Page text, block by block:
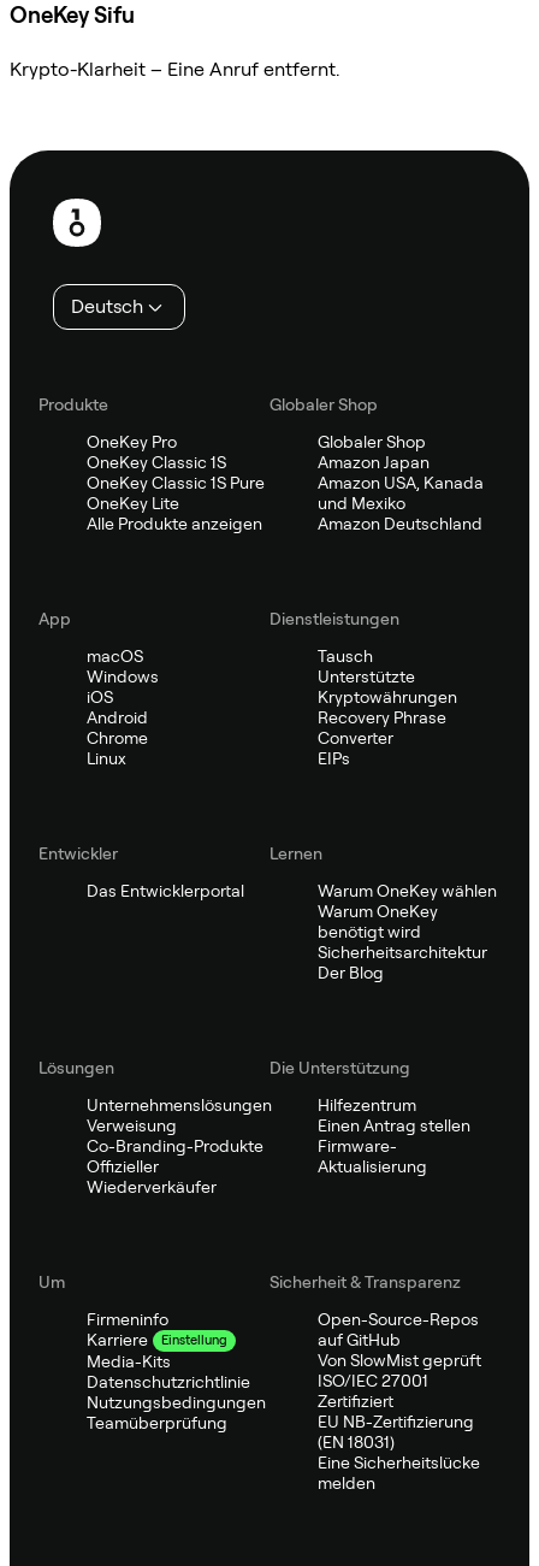
OneKey Sifu
Krypto-Klarheit – Eine Anruf entfernt.
Fußzeile
Deutsch
Produkte
OneKey Pro
OneKey Classic 1S
OneKey Classic 1S Pure
OneKey Lite
Alle Produkte anzeigen
Globaler Shop
Globaler Shop
Amazon Japan
Amazon USA, Kanada
und Mexiko
Amazon Deutschland
App
macOS
Windows
iOS
Android
Chrome
Linux
Dienstleistungen
Tausch
Unterstützte
Kryptowährungen
Recovery Phrase
Converter
EIPs
Entwickler
Das Entwicklerportal
Lernen
Warum OneKey wählen
Warum OneKey
benötigt wird
Sicherheitsarchitektur
Der Blog
Lösungen
Unternehmenslösungen
Verweisung
Co-Branding-Produkte
Offizieller
Wiederverkäufer
Die Unterstützung
Hilfezentrum
Einen Antrag stellen
Firmware-
Aktualisierung
Um
Firmeninfo
Karriere
Einstellung
Media-Kits
Datenschutzrichtlinie
Nutzungsbedingungen
Teamüberprüfung
Sicherheit & Transparenz
Open-Source-Repos
auf GitHub
Von SlowMist geprüft
ISO/IEC 27001
Zertifiziert
EU NB-Zertifizierung
(EN 18031)
Eine Sicherheitslücke
melden